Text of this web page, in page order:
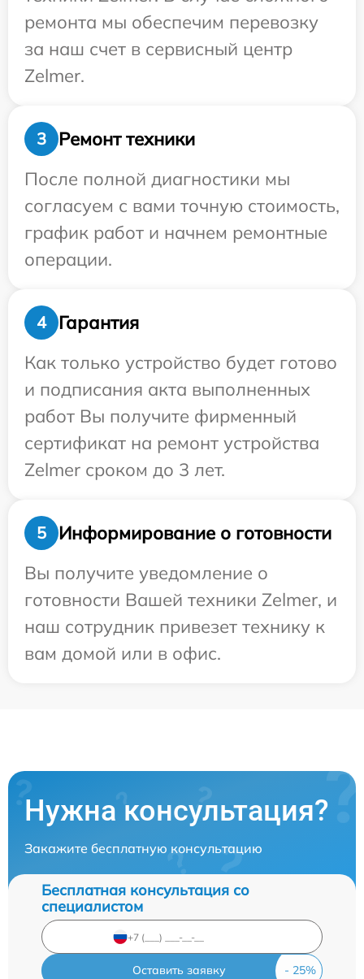
ремонта мы обеспечим перевозку
за наш счет в сервисный центр
Zelmer.
3
Ремонт техники
После полной диагностики мы
согласуем с вами точную стоимость,
график работ и начнем ремонтные
операции.
4
Гарантия
Как только устройство будет готово
и подписания акта выполненных
работ Вы получите фирменный
сертификат на ремонт устройства
Zelmer сроком до 3 лет.
5
Информирование о готовности
Вы получите уведомление о
готовности Вашей техники Zelmer, и
наш сотрудник привезет технику к
вам домой или в офис.
Нужна консультация?
Закажите бесплатную консультацию
Бесплатная консультация со
специалистом
Оставить заявку